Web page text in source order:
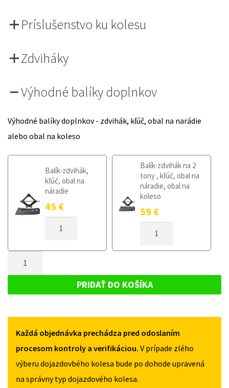
Príslušenstvo ku kolesu
Zdviháky
Výhodné balíky doplnkov
Výhodné balíky doplnkov - zdvihák, kľúč, obal na narádie
alebo obal na koleso
Balík-zdvihák,
kľúč, obal na
náradie
45 €
DOJAZDOVÉ
DACIA
I
2012
Balík-zdvihák na 2
tony , kľúč, obal na
náradie, obal na
koleso
59 €
DOJAZDOVÉ
I
2008-
4X100
DACIA
2008-
2012
125/70R16
PRIDAŤ DO KOŠÍKA
Každá objednávka prechádza pred odoslaním
procesom kontroly a verifikáciou. V prípade zlého
výberu dojazdovbého kolesa bude po dohode upravená
na správny typ dojazdového kolesa.